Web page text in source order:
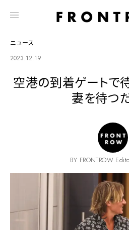
ニュース
2023.12.19
空港の到着ゲートで
妻を待つ
BY FRONTROW